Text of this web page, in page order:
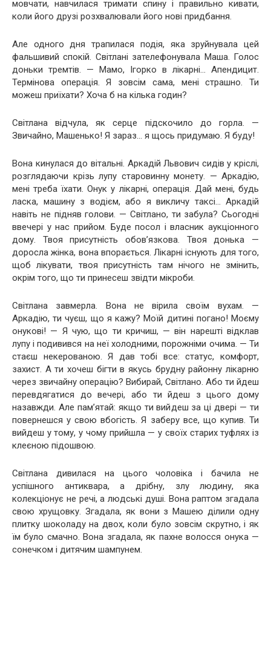
мовчати, навчилася тримати спину і правильно кивати,
коли його друзі розхвалювали його нові придбання.
Але одного дня трапилася подія, яка зруйнувала цей
фальшивий спокій. Світлані зателефонувала Маша. Голос
доньки тремтів. — Мамо, Ігорко в лікарні… Апендицит.
Термінова операція. Я зовсім сама, мені страшно. Ти
можеш приїхати? Хоча б на кілька годин?
Світлана відчула, як серце підскочило до горла. —
Звичайно, Машенько! Я зараз… я щось придумаю. Я буду!
Вона кинулася до вітальні. Аркадій Львович сидів у кріслі,
розглядаючи крізь лупу старовинну монету. — Аркадію,
мені треба їхати. Онук у лікарні, операція. Дай мені, будь
ласка, машину з водієм, або я викличу таксі… Аркадій
навіть не підняв голови. — Світлано, ти забула? Сьогодні
ввечері у нас прийом. Буде посол і власник аукціонного
дому. Твоя присутність обов’язкова. Твоя донька —
доросла жінка, вона впорається. Лікарні існують для того,
щоб лікувати, твоя присутність там нічого не змінить,
окрім того, що ти принесеш звідти мікроби.
Світлана завмерла. Вона не вірила своїм вухам. —
Аркадію, ти чуєш, що я кажу? Моїй дитині погано! Моєму
онукові! — Я чую, що ти кричиш, — він нарешті відклав
лупу і подивився на неї холодними, порожніми очима. — Ти
стаєш некерованою. Я дав тобі все: статус, комфорт,
захист. А ти хочеш бігти в якусь брудну районну лікарню
через звичайну операцію? Вибирай, Світлано. Або ти йдеш
перевдягатися до вечері, або ти йдеш з цього дому
назавжди. Але пам’ятай: якщо ти вийдеш за ці двері — ти
повернешся у свою вбогість. Я заберу все, що купив. Ти
вийдеш у тому, у чому прийшла — у своїх старих туфлях із
клеєною підошвою.
Світлана дивилася на цього чоловіка і бачила не
успішного антиквара, а дрібну, злу людину, яка
колекціонує не речі, а людські душі. Вона раптом згадала
свою хрущовку. Згадала, як вони з Машею ділили одну
плитку шоколаду на двох, коли було зовсім скрутно, і як
їм було смачно. Вона згадала, як пахне волосся онука —
сонечком і дитячим шампунем.